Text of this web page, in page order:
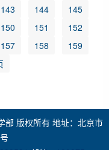
143 144
145
150 151
152
157 158
159
部 版权所有 地址：北京市